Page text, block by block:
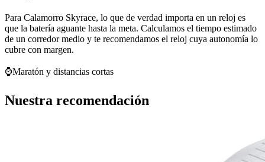
Para Calamorro Skyrace, lo que de verdad importa en un reloj es
que la batería aguante hasta la meta. Calculamos el tiempo estimado
de un corredor medio y te recomendamos el reloj cuya autonomía lo
cubre con margen.
⌚Maratón y distancias cortas
Nuestra recomendación